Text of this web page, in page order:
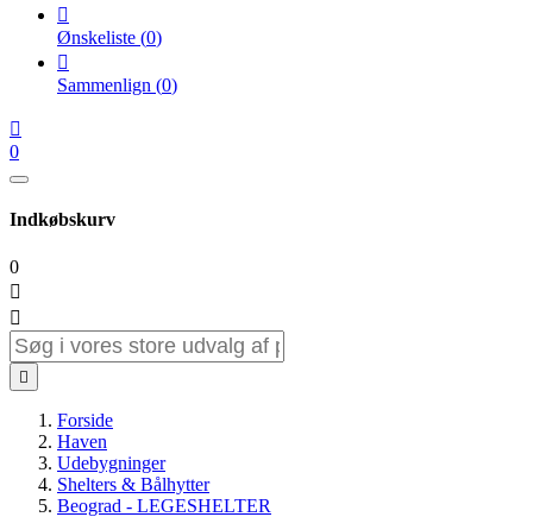

Ønskeliste (0)

Sammenlign (0)

0
Indkøbskurv
0



Forside
Haven
Udebygninger
Shelters & Bålhytter
Beograd - LEGESHELTER